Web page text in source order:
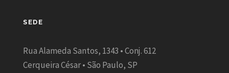
SEDE
Rua Alameda Santos, 1343 • Conj. 612
Cerqueira César • São Paulo, SP